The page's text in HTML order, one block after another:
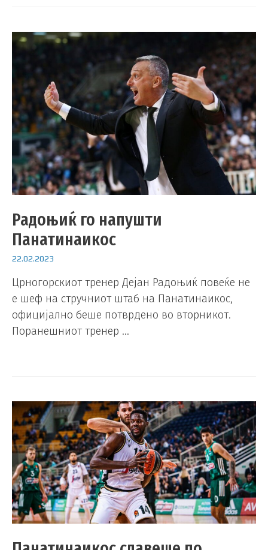
Радоњиќ го напушти
Панатинаикос
22.02.2023
Црногорскиот тренер Дејан Радоњиќ повеќе не
е шеф на стручниот штаб на Панатинаикос,
официјално беше потврдено во вторникот.
Поранешниот тренер …